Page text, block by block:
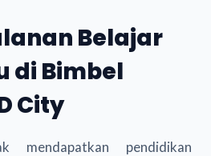
Belajar
di Bimbel
City
mendapatkan pendidikan